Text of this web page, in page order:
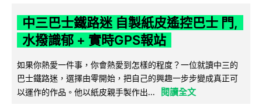
中三巴士鐵路迷 自製紙皮遙控巴士 門,
水撥識郁 + 實時GPS報站
如果你熱愛一件事，你會熱愛到怎樣的程度？一位就讀中三的
巴士鐵路迷，選擇由零開始，把自己的興趣一步步變成真正可
以運作的作品。他以紙皮親手製作出...
閱讀全文